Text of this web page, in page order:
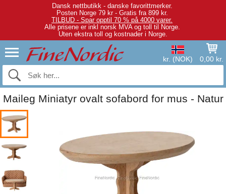
Dansk nettbutikk - danske favorittmerker.
Posten Norge 79 kr - Gratis fra 899 kr.
TILBUD - Spar opptil 70 % på 4000 varer.
Alle prisene er inkl norsk MVA og toll til Norge.
Uten ekstra toll og kostnader i Norge.
kr. (NOK) 0,00 kr.
Maileg Miniatyr ovalt sofabord for mus - Natur